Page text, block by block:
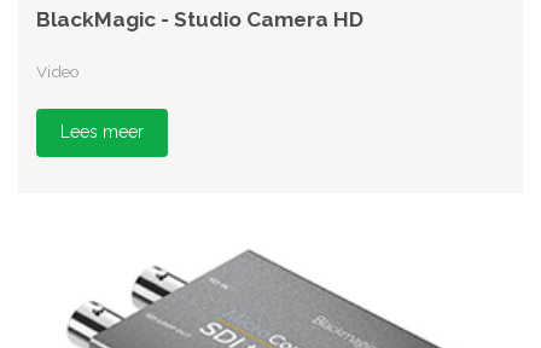
BlackMagic - Studio Camera HD
Video
Lees meer